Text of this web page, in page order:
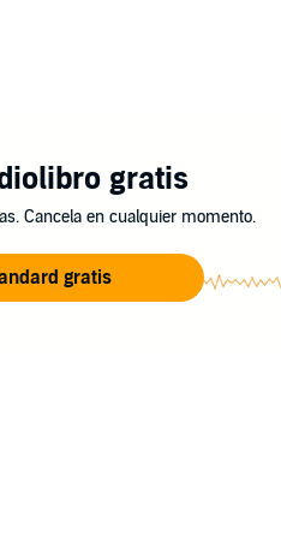
gratis
Cancela en cualquier momento.
gratis